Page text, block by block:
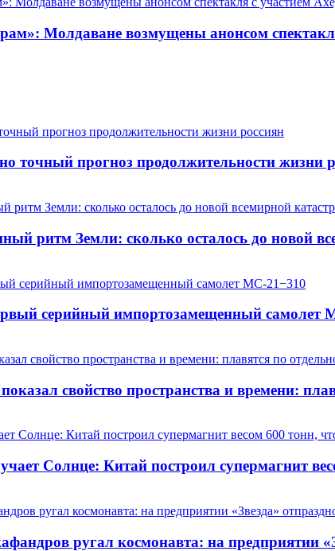
Молдаване возмущены анонсом
точный прогноз продолжительности жизни
ритм Земли: сколько осталось до новой
серийный импортозамещенный самолет
свойство пространства и времени:
Солнце: Китай построил супермагнит
ругал космонавта: на предприятии